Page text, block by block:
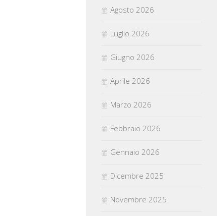
Agosto 2026
Luglio 2026
Giugno 2026
Aprile 2026
Marzo 2026
Febbraio 2026
Gennaio 2026
Dicembre 2025
Novembre 2025